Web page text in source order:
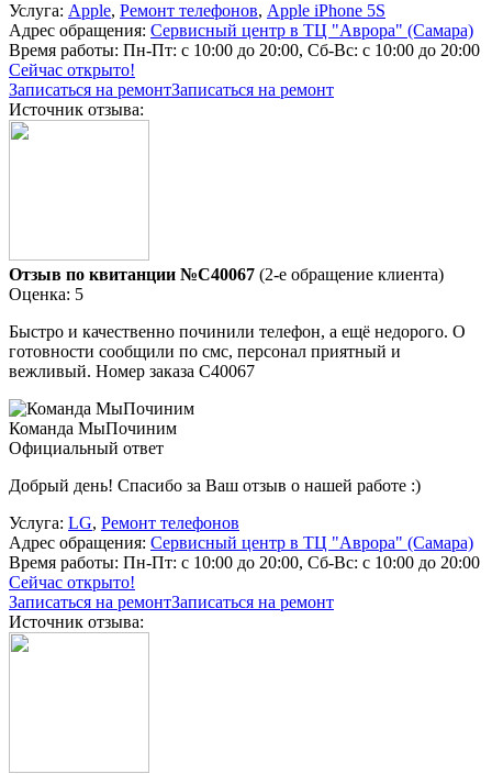
Услуга: Apple, Ремонт телефонов, Apple iPhone 5S
Адрес обращения: Сервисный центр в ТЦ "Аврора" (Самара)
Время работы: Пн-Пт: с 10:00 до 20:00, Сб-Вс: с 10:00 до 20:00
Сейчас открыто!
Записаться на ремонтЗаписаться на ремонт
Источник отзыва:
Отзыв по квитанции №C40067 (2-е обращение клиента)
Оценка: 5
Быстро и качественно починили телефон, а ещё недорого. О
готовности сообщили по смс, персонал приятный и
вежливый. Номер заказа С40067
Команда МыПочиним
Официальный ответ
Добрый день! Спасибо за Ваш отзыв о нашей работе :)
Услуга: LG, Ремонт телефонов
Адрес обращения: Сервисный центр в ТЦ "Аврора" (Самара)
Время работы: Пн-Пт: с 10:00 до 20:00, Сб-Вс: с 10:00 до 20:00
Сейчас открыто!
Записаться на ремонтЗаписаться на ремонт
Источник отзыва: